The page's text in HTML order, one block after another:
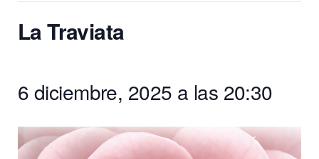
La Traviata
6 diciembre, 2025 a las 20:30